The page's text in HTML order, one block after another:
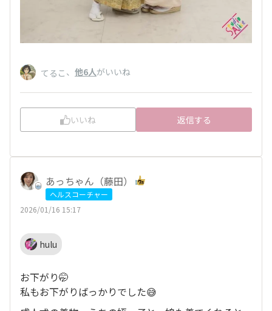
てるこ 、 他6人がいいね
いいね 返信する
あっちゃん（藤田）
ヘルスコーチャー
2026/01/16 15:17
hulu
お下がり🤭
私もお下がりばっかりでした😅